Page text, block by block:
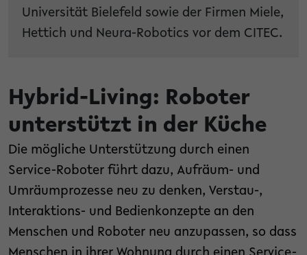
Universität Bielefeld sowie der Firmen Miele,
Hettich und Neura-Robotics vor dem CITEC.
Hybrid-Living: Roboter
unterstützt in der Küche
Die mögliche Unterstützung durch einen
Service-Roboter führt dazu, Aufräum- und
Umräumprozesse neu zu denken, Verstau-,
Interaktions- und Bedienkonzepte an den
Menschen und Roboter neu anzupassen, so dass